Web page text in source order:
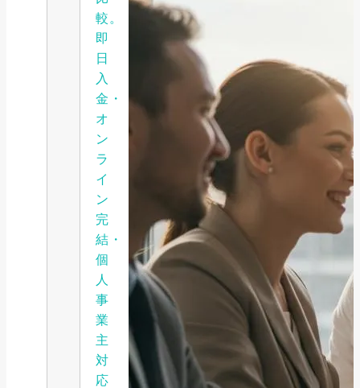
較。
即
日
入
金・
オ
ン
ラ
イ
ン
完
結・
個
人
事
業
主
対
応